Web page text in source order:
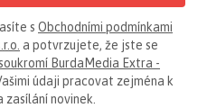
s Obchodními podmínkami
a potvrzujete, že jste se
BurdaMedia Extra -
údaji pracovat zejména k
zasílání novinek.